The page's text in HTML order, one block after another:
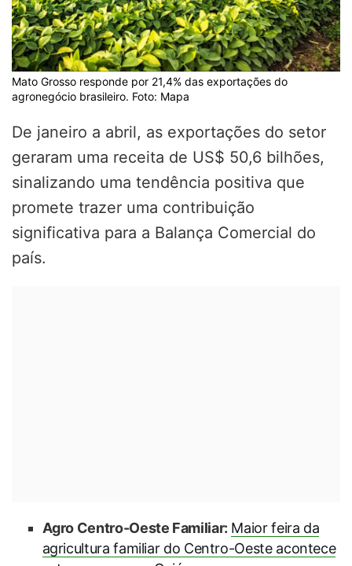
Mato Grosso responde por 21,4% das exportações do
agronegócio brasileiro. Foto: Mapa
De janeiro a abril, as exportações do setor
geraram uma receita de US$ 50,6 bilhões,
sinalizando uma tendência positiva que
promete trazer uma contribuição
significativa para a Balança Comercial do
país.
Agro Centro-Oeste Familiar: Maior feira da
agricultura familiar do Centro-Oeste acontece